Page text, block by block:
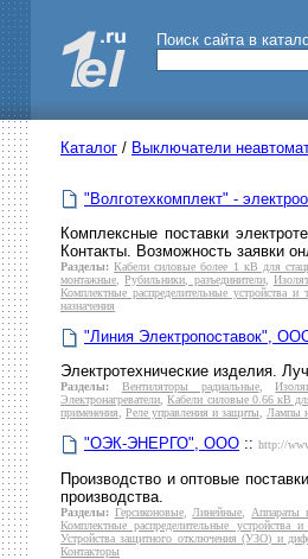
Поиск сайта в
Каталог / Выключатели
"Волготехкомплект" -
Комплексные поставки
Контакты. Возможность заявки
Разделы: Кабели силовые более 1 кВ для
монтажные,Рубильники, разъединители,
Комплектные распределительные устройства и
назначения
"Линия Электропоставок",
Электротехнические изделия.
Разделы: Вентиляторы радиальные,
Электронагреватели,Кабели силовые 0.66 кВ
применения, Реле управления и защиты, Лампы
"ОЭК-ЭНЕРГО", ООО :: http://
Производство и оптовые
производства.
Разделы: Герсиконовые, Линейные Аппараты
Комплектные распределительные устройства
Устройства защитного отключения (УЗО) и
Контакторы